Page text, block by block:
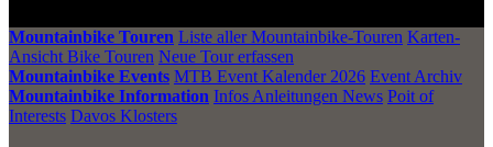
Mountainbike Touren Liste aller Mountainbike-Touren Karten-
Ansicht Bike Touren Neue Tour erfassen
Mountainbike Events MTB Event Kalender 2026 Event Archiv
Mountainbike Information Infos Anleitungen News Poit of
Interests Davos Klosters